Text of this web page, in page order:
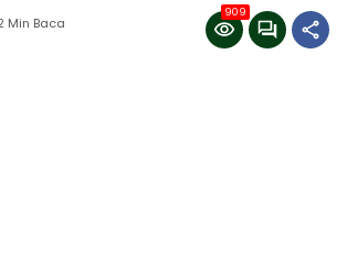
Min Baca
909